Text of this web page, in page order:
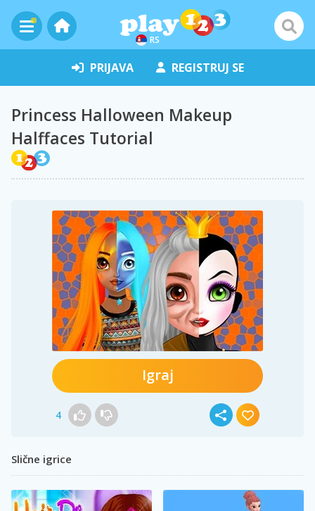
RS
PRIJAVA REGISTRUJ SE
Princess Halloween Makeup
Halffaces Tutorial
Igraj
4
Slične igrice